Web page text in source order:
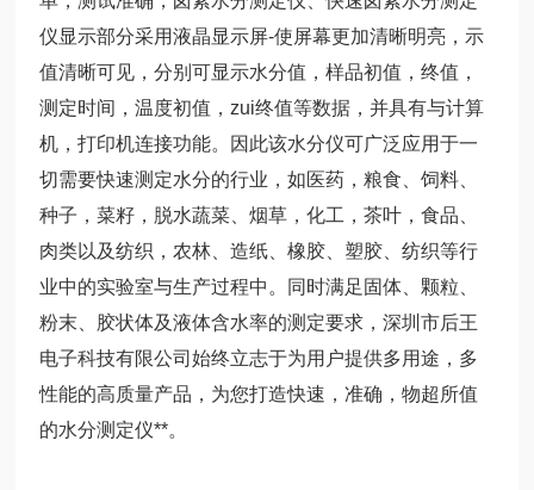
仪显示部分采用液晶显示屏-使屏幕更加清晰明亮，示
值清晰可见，分别可显示水分值，样品初值，终值，
测定时间，温度初值，zui终值等数据，并具有与计算
机，打印机连接功能。因此该水分仪可广泛应用于一
切需要快速测定水分的行业，如医药，粮食、饲料、
种子，菜籽，脱水蔬菜、烟草，化工，茶叶，食品、
肉类以及纺织，农林、造纸、橡胶、塑胶、纺织等行
业中的实验室与生产过程中。同时满足固体、颗粒、
粉末、胶状体及液体含水率的测定要求，深圳市后王
电子科技有限公司始终立志于为用户提供多用途，多
性能的高质量产品，为您打造快速，准确，物超所值
的水分测定仪**。